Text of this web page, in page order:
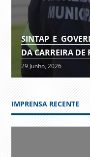
SINTAP E
DA CARREIRA DE
29 Junho, 2026
IMPRENSA RECENTE